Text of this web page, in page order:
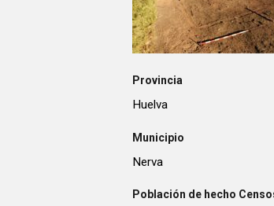
Provincia
Huelva
Municipio
Nerva
Población de hecho